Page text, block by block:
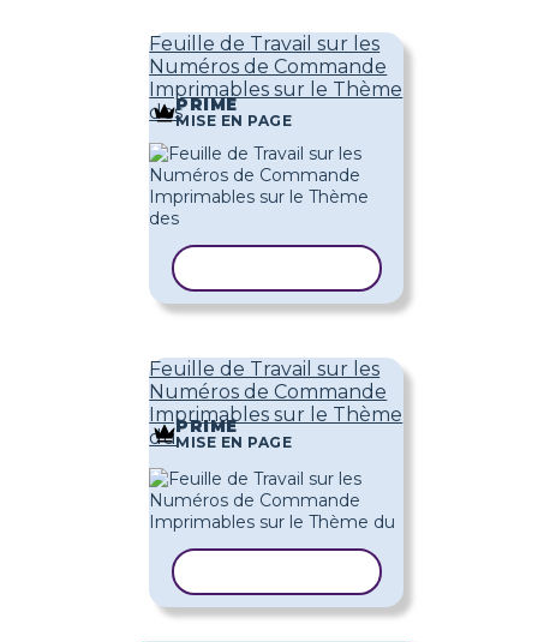
Feuille de Travail sur les
Numéros de Commande
Imprimables sur le Thème
desPRIME
MISE EN PAGE
Feuille de Travail sur les
Numéros de Commande
Imprimables sur le Thème
du
PRIME
MISE EN PAGE